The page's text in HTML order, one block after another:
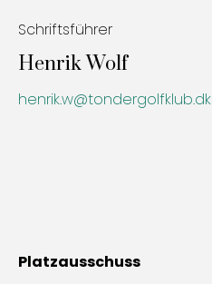
Schriftsführer
Henrik Wolf
henrik.w@tondergolfklub.dk
Platzausschuss